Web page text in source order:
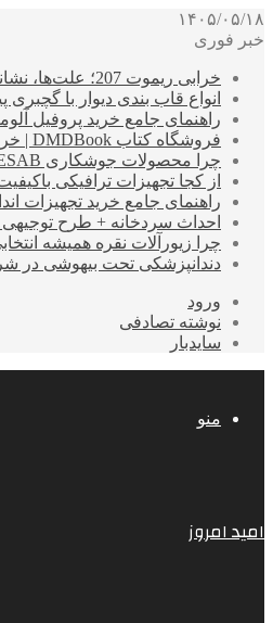
۱۴۰۵/۰۵/۱۸
خبر فوری
خرابی ریموت 207؛ علت‌ها، نشانه‌ها و روش‌های تعمیر
انواع قاب بندی دیوار با
راهنمای جامع خرید پروفیل
فروشگاه کتاب DMDBook | خرید کتاب فانتزی، عاشقانه، دارک رومنس و رمان بدون حذفیات
چرا محصولات جوشکاری ESAB همچنان انتخاب اول صنایع بزرگ هستند؟
از کجا تجهیزات ترافیکی
راهنمای جامع خرید تجهیزات
احداث سردخانه + طرح توجیهی و
چرا زیورآلات نقره همیشه
دندانپزشکی تحت بیهوشی در
ورود
نوشته تصادفی
سایدبار
منو
امید امروز